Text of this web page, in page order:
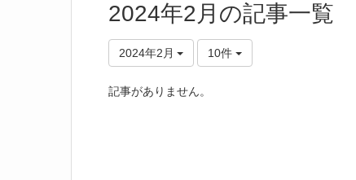
2024年2月の記事一覧
2024年2月 10件
記事がありません。